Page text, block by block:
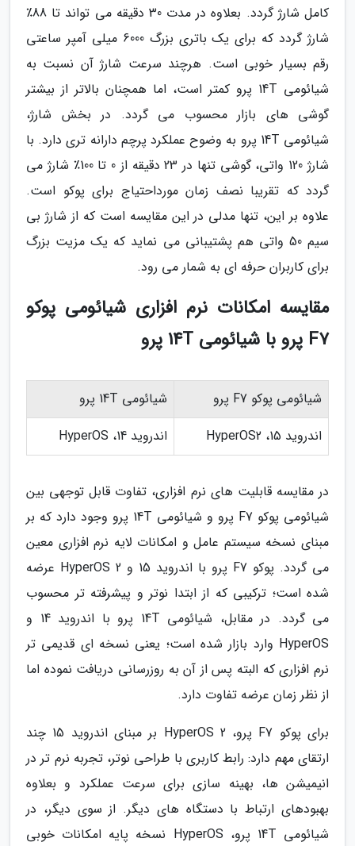
کامل شارژ گردد. بعلاوه در مدت 30 دقیقه می تواند تا 88٪
شارژ گردد که برای یک باتری بزرگ 6000 میلی آمپر ساعتی
رقم بسیار خوبی است. هرچند سرعت شارژ آن نسبت به
شیائومی 14T پرو کمتر است، اما همچنان بالاتر از بیشتر
گوشی های بازار محسوب می گردد. در بخش شارژ،
شیائومی 14T پرو به وضوح عملکرد پرچم دارانه تری دارد. با
شارژ 120 واتی، گوشی تنها در 23 دقیقه از 0 تا 100٪ شارژ می
گردد که تقریبا نصف زمان مورداحتیاج برای پوکو است.
علاوه بر این، تنها مدلی در این مقایسه است که از شارژ بی
سیم 50 واتی هم پشتیبانی می نماید که یک مزیت بزرگ
برای کاربران حرفه ای به شمار می رود.
مقایسه امکانات نرم افزاری شیائومی پوکو
F7 پرو با شیائومی 14T پرو
شیائومی پوکو F7 پرو
شیائومی 14T پرو
اندروید 15، HyperOS2
اندروید 14، HyperOS
در مقایسه قابلیت های نرم افزاری، تفاوت قابل توجهی بین
شیائومی پوکو F7 پرو و شیائومی 14T پرو وجود دارد که بر
مبنای نسخه سیستم عامل و امکانات لایه نرم افزاری معین
می گردد. پوکو F7 پرو با اندروید 15 و HyperOS 2 عرضه
شده است؛ ترکیبی که از ابتدا نوتر و پیشرفته تر محسوب
می گردد. در مقابل، شیائومی 14T پرو با اندروید 14 و
HyperOS وارد بازار شده است؛ یعنی نسخه ای قدیمی تر
نرم افزاری که البته پس از آن به روزرسانی دریافت نموده اما
از نظر زمان عرضه تفاوت دارد.
برای پوکو F7 پرو، HyperOS 2 بر مبنای اندروید 15 چند
ارتقای مهم دارد: رابط کاربری با طراحی نوتر، تجربه نرم تر در
انیمیشن ها، بهینه سازی برای سرعت عملکرد و بعلاوه
بهبودهای ارتباط با دستگاه های دیگر. از سوی دیگر، در
شیائومی 14T پرو، HyperOS نسخه پایه امکانات خوبی